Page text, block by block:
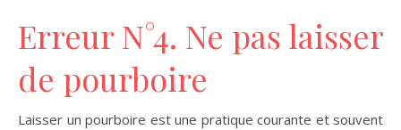
Erreur N°4. Ne pas laisser
de pourboire
Laisser un pourboire est une pratique courante et souvent